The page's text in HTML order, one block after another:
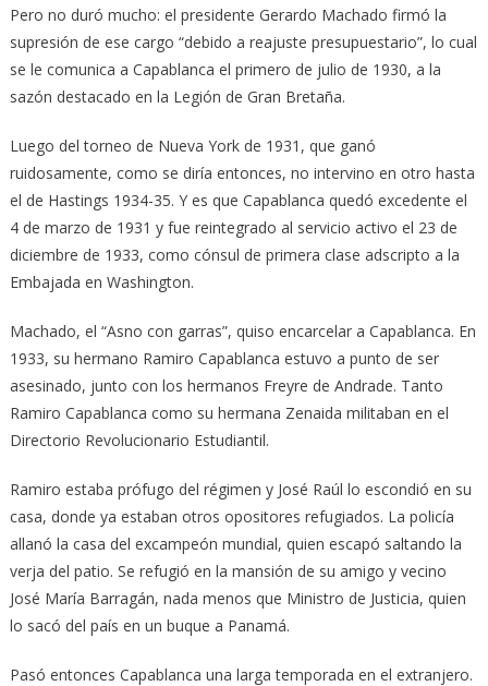
Pero no duró mucho: el presidente Gerardo Machado firmó la
supresión de ese cargo “debido a reajuste presupuestario”, lo cual
se le comunica a Capablanca el primero de julio de 1930, a la
sazón destacado en la Legión de Gran Bretaña.
Luego del torneo de Nueva York de 1931, que ganó
ruidosamente, como se diría entonces, no intervino en otro hasta
el de Hastings 1934-35. Y es que Capablanca quedó excedente el
4 de marzo de 1931 y fue reintegrado al servicio activo el 23 de
diciembre de 1933, como cónsul de primera clase adscripto a la
Embajada en Washington.
Machado, el “Asno con garras”, quiso encarcelar a Capablanca. En
1933, su hermano Ramiro Capablanca estuvo a punto de ser
asesinado, junto con los hermanos Freyre de Andrade. Tanto
Ramiro Capablanca como su hermana Zenaida militaban en el
Directorio Revolucionario Estudiantil.
Ramiro estaba prófugo del régimen y José Raúl lo escondió en su
casa, donde ya estaban otros opositores refugiados. La policía
allanó la casa del excampeón mundial, quien escapó saltando la
verja del patio. Se refugió en la mansión de su amigo y vecino
José María Barragán, nada menos que Ministro de Justicia, quien
lo sacó del país en un buque a Panamá.
Pasó entonces Capablanca una larga temporada en el extranjero.